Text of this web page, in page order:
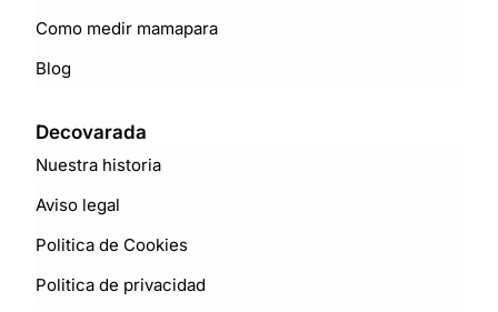
Como medir mamapara
Blog
Decovarada
Nuestra historia
Aviso legal
Politica de Cookies
Politica de privacidad